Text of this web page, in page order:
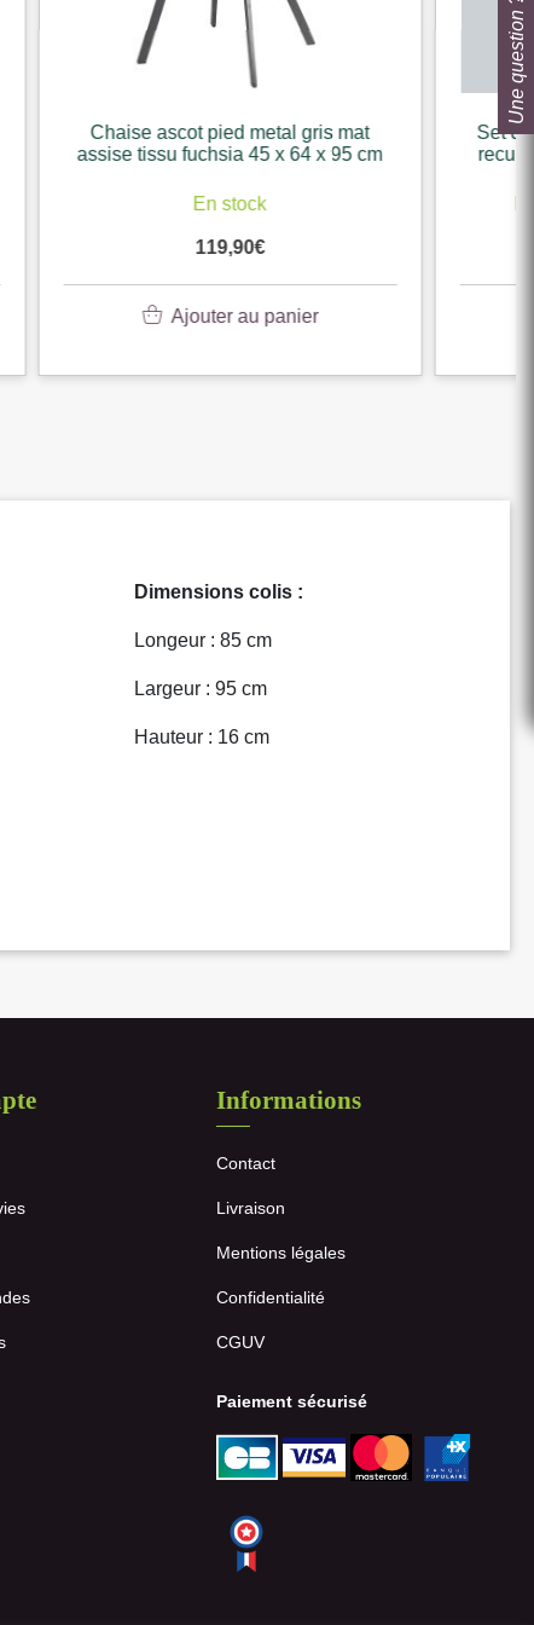
mat
95 cm
Set de 2 sellettes fer noir et bois de
recuperation 40 x 40 x 50 35 x 35 x
Disponible sur commande
Ajouter au panier
Dimensions colis :
Longeur : 85 cm
Largeur : 95 cm
Hauteur : 16 cm
Informations
Contact
Livraison
Mentions légales
Confidentialité
CGUV
Paiement sécurisé
Une question ?